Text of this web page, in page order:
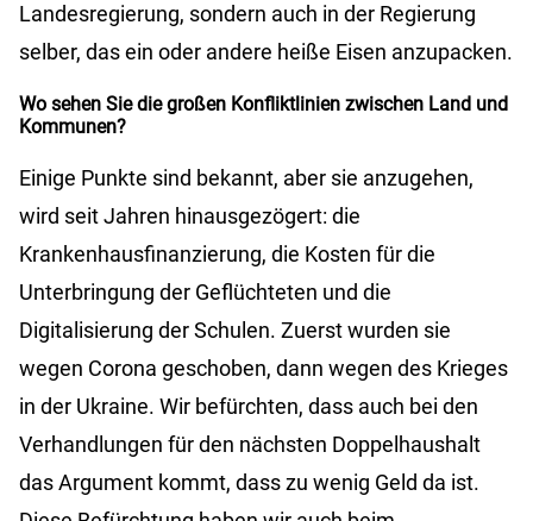
Landesregierung, sondern auch in der Regierung
selber, das ein oder andere heiße Eisen anzupacken.
Wo sehen Sie die großen Konfliktlinien zwischen Land und
Kommunen?
Einige Punkte sind bekannt, aber sie anzugehen,
wird seit Jahren hinausgezögert: die
Krankenhausfinanzierung, die Kosten für die
Unterbringung der Geflüchteten und die
Digitalisierung der Schulen. Zuerst wurden sie
wegen Corona geschoben, dann wegen des Krieges
in der Ukraine. Wir befürchten, dass auch bei den
Verhandlungen für den nächsten Doppelhaushalt
das Argument kommt, dass zu wenig Geld da ist.